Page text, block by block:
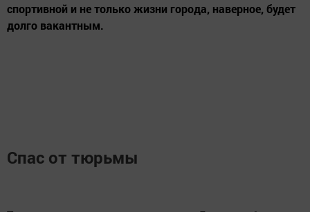
спортивной и не только жизни города, наверное, будет
долго вакантным.
Спас от тюрьмы